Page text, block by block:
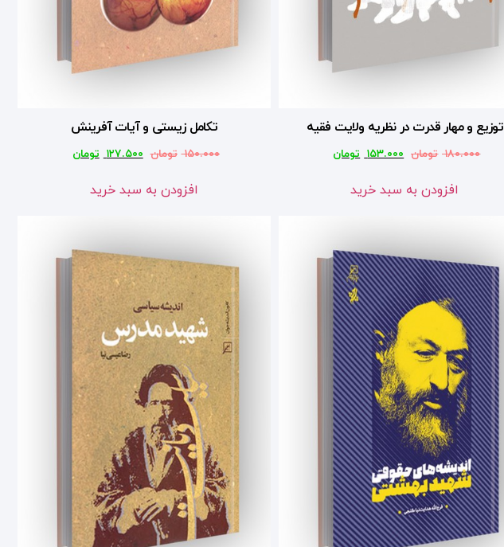
توزیع و مهار قدرت در نظریه ولایت فقیه
۱۸۰.۰۰۰ تومان ۱۵۳.۰۰۰ تومان
افزودن به سبد خرید
تکامل زیستی و آیات آفرینش
۱۵۰.۰۰۰ تومان ۱۲۷.۵۰۰ تومان
افزودن به سبد خرید